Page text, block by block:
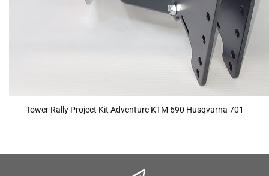
Tower Rally Project Kit Adventure KTM 690 Husqvarna 701